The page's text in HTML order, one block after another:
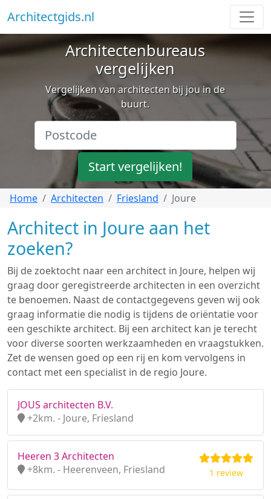
Architectgids.nl
Architectenbureaus
vergelijken
Vergelijken van architecten bij jou in de
buurt.
Start vergelijken!
Home Architecten Friesland Joure
Architect in Joure aan het
zoeken?
Bij de zoektocht naar een architect in Joure, helpen wij
graag door geregistreerde architecten in een overzicht
te benoemen. Naast de contactgegevens geven wij ook
graag informatie die nodig is tijdens de oriëntatie voor
een geschikte architect. Bij een architect kan je terecht
voor diverse soorten werkzaamheden en vraagstukken.
Zet de wensen goed op een rij en kom vervolgens in
contact met een specialist in de regio Joure.
JOUS architecten B.V.
+2km. - Joure, Friesland
Heeren 3 Architecten
+8km. - Heerenveen, Friesland
1 review